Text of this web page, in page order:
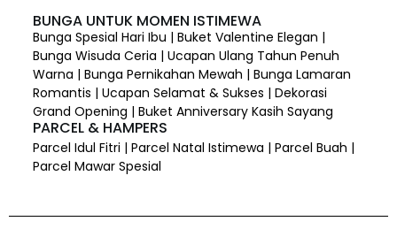
BUNGA UNTUK MOMEN ISTIMEWA
Bunga Spesial Hari Ibu | Buket Valentine Elegan |
Bunga Wisuda Ceria | Ucapan Ulang Tahun Penuh
Warna | Bunga Pernikahan Mewah | Bunga Lamaran
Romantis | Ucapan Selamat & Sukses | Dekorasi
Grand Opening | Buket Anniversary Kasih Sayang
PARCEL & HAMPERS
Parcel Idul Fitri | Parcel Natal Istimewa | Parcel Buah |
Parcel Mawar Spesial